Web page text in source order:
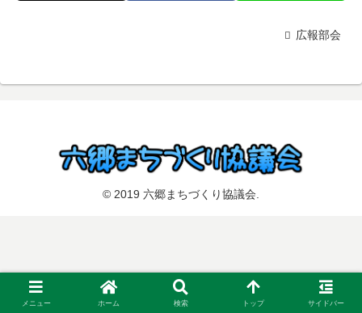
広報部会
© 2019 六郷まちづくり協議会.
メニュー ホーム 検索 トップ サイドバー